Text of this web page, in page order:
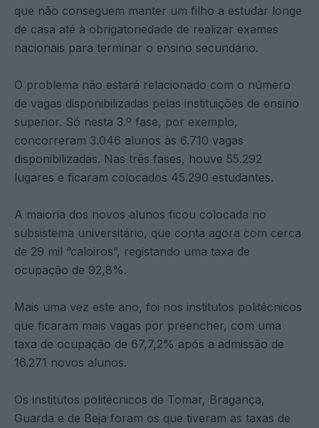
que não conseguem manter um filho a estudar longe
de casa até à obrigatoriedade de realizar exames
nacionais para terminar o ensino secundário.
O problema não estará relacionado com o número
de vagas disponibilizadas pelas instituições de ensino
superior. Só nesta 3.º fase, por exemplo,
concorreram 3.046 alunos às 6.710 vagas
disponibilizadas. Nas três fases, houve 55.292
lugares e ficaram colocados 45.290 estudantes.
A maioria dos novos alunos ficou colocada no
subsistema universitário, que conta agora com cerca
de 29 mil “caloiros”, registando uma taxa de
ocupação de 92,8%.
Mais uma vez este ano, foi nos institutos politécnicos
que ficaram mais vagas por preencher, com uma
taxa de ocupação de 67,7,2% após a admissão de
16.271 novos alunos.
Os institutos politécnicos de Tomar, Bragança,
Guarda e de Beja foram os que tiveram as taxas de